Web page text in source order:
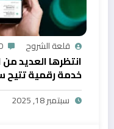
قلعة الشروح
انتظرها العديد من
خدمة رقمية تتيح
المغرب
سبتمبر 18, 2025